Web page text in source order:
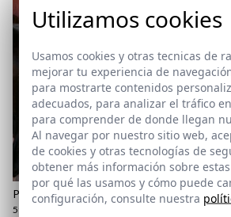
PARKA TÉCNICA | MUSGO
59,95 € 79,95 €
Utilizamos cookies
Usamos cookies y otras tecnicas de
mejorar tu experiencia de
para mostrarte contenidos
adecuados, para analizar el tráfico
para comprender de donde llegan
Al navegar por nuestro sitio web,
de cookies y otras tecnologías de
obtener más información sobre
por qué las usamos y cómo puede
configuración, consulte nuestra